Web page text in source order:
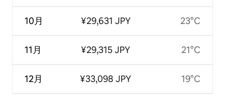
10月
11月
12月
¥29,631 JPY
¥29,315 JPY
¥33,098 JPY
23°C
21°C
19°C